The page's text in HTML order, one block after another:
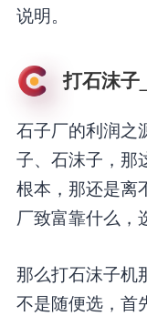
说明。
打石沫子
石子厂的利润之
子、石沫子，那
根本，那还是离
厂致富靠什么，
那么打石沫子机
不是随便选，首